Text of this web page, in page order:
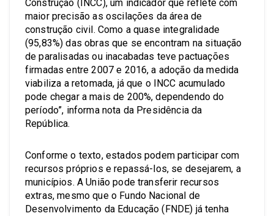
Construção (INCC), um indicador que reflete com
maior precisão as oscilações da área de
construção civil. Como a quase integralidade
(95,83%) das obras que se encontram na situação
de paralisadas ou inacabadas teve pactuações
firmadas entre 2007 e 2016, a adoção da medida
viabiliza a retomada, já que o INCC acumulado
pode chegar a mais de 200%, dependendo do
período”, informa nota da Presidência da
República.
Conforme o texto, estados podem participar com
recursos próprios e repassá-los, se desejarem, a
municípios. A União pode transferir recursos
extras, mesmo que o Fundo Nacional de
Desenvolvimento da Educação (FNDE) já tenha